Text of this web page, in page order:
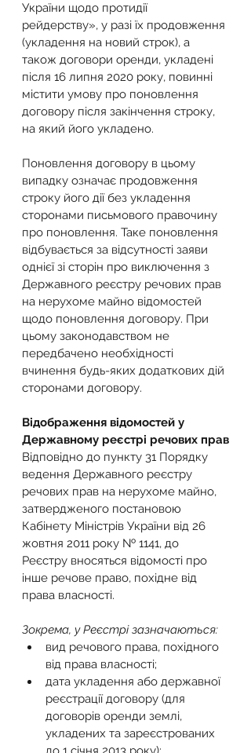
України щодо протидії
рейдерству», у разі їх продовження
(укладення на новий строк), а
також договори оренди, укладені
після 16 липня 2020 року, повинні
містити умову про поновлення
договору після закінчення строку,
на який його укладено.
Поновлення договору в цьому
випадку означає продовження
строку його дії без укладення
сторонами письмового правочину
про поновлення. Таке поновлення
відбувається за відсутності заяви
однієї зі сторін про виключення з
Державного реєстру речових прав
на нерухоме майно відомостей
щодо поновлення договору. При
цьому законодавством не
передбачено необхідності
вчинення будь-яких додаткових дій
сторонами договору.
Відображення відомостей у
Державному реєстрі речових прав
Відповідно до пункту 31 Порядку
ведення Державного реєстру
речових прав на нерухоме майно,
затвердженого постановою
Кабінету Міністрів України від 26
жовтня 2011 року № 1141, до
Реєстру вносяться відомості про
інше речове право, похідне від
права власності.
Зокрема, у Реєстрі зазначаються:
вид речового права, похідного
від права власності;
дата укладення або державної
реєстрації договору (для
договорів оренди землі,
укладених та зареєстрованих